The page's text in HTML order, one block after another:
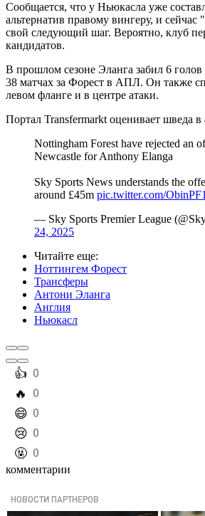
Сообщается, что у Ньюкасла уже
альтернатив правому вингеру, и
свой следующий шаг. Вероятно, клуб
кандидатов.
В прошлом сезоне Эланга забил 6 голов
38 матчах за Форест в АПЛ. Он также
левом фланге и в центре атаки.
Портал Transfermarkt оценивает шведа
Nottingham Forest have rejected an
Newcastle for Anthony Elanga
Sky Sports News understands the
around £45m pic.twitter.com/
— Sky Sports Premier League
24, 2025
Читайте еще:
Ноттингем Форест
Трансферы
Антони Эланга
Англия
Ньюкасл
️👍 0
️🔥 0
️😄 0
️😢 0
️🤬 0
комментарии